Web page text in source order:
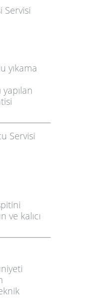
Servisi
yıkama
Servisi
ve kalıcı